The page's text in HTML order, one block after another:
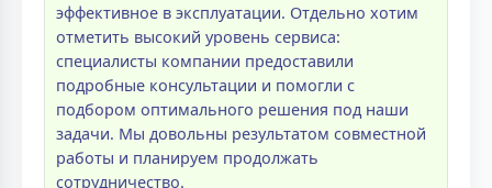
эффективное в эксплуатации. Отдельно хотим
отметить высокий уровень сервиса:
специалисты компании предоставили
подробные консультации и помогли с
подбором оптимального решения под наши
задачи. Мы довольны результатом совместной
работы и планируем продолжать
сотрудничество.